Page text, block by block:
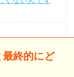
終的にど